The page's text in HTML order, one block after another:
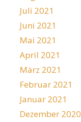
Juli 2021
Juni 2021
Mai 2021
April 2021
März 2021
Februar 2021
Januar 2021
Dezember 2020